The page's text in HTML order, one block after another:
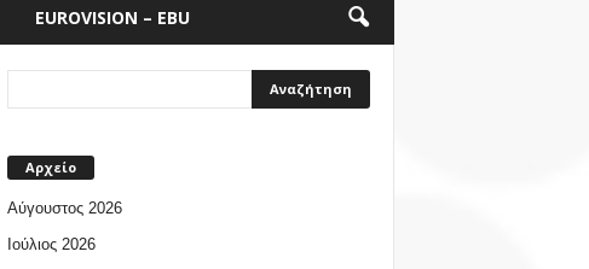
EUROVISION – EBU
Αρχείο
Αύγουστος 2026
Ιούλιος 2026